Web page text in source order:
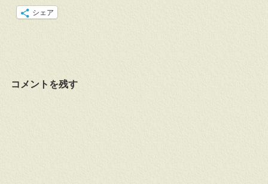
シェア
コメントを残す